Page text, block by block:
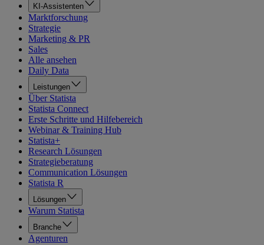
KI-Assistenten
Marktforschung
Strategie
Marketing & PR
Sales
Alle ansehen
Daily Data
Leistungen
Über Statista
Statista Connect
Erste Schritte und Hilfebereich
Webinar & Training Hub
Statista+
Research Lösungen
Strategieberatung
Communication Lösungen
Statista R
Lösungen
Warum Statista
Branche
Agenturen